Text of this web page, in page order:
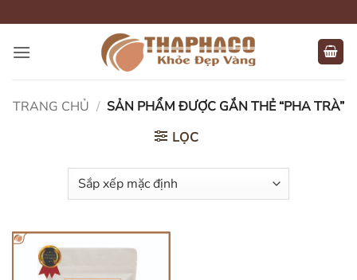
qua
nội
TRANG CHỦ / SẢN PHẨM ĐƯỢC GẮN THẺ “PHA TRÀ”
LỌC